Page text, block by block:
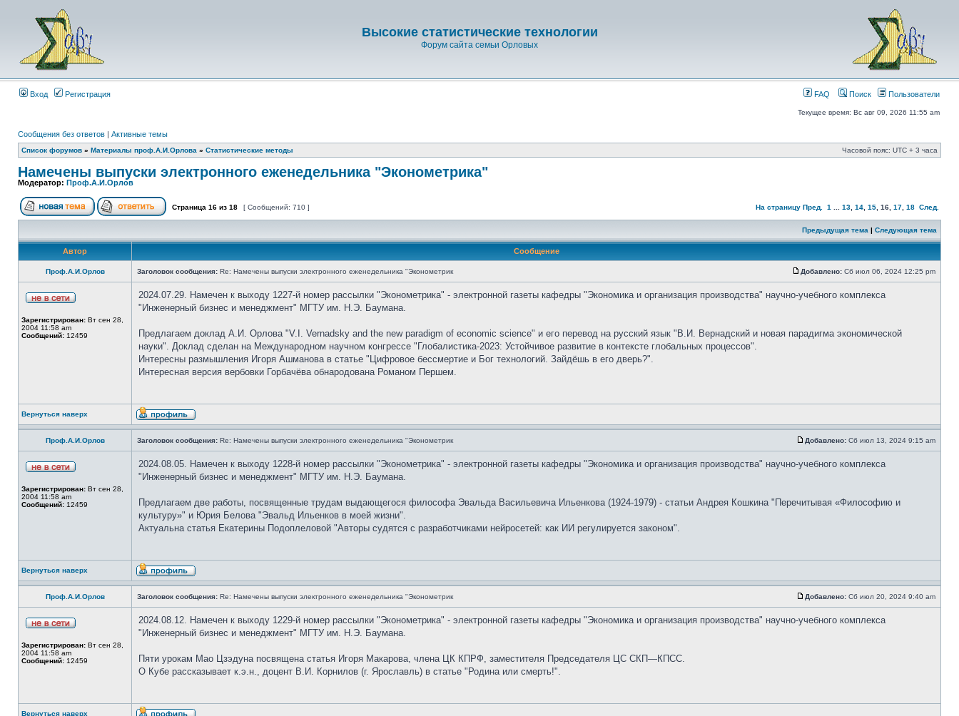
Высокие статистические технологии
Форум сайта семьи Орловых
Вход Регистрация FAQ Поиск Пользователи
Текущее время: Вс авг 09, 2026 11:55 am
Сообщения без ответов | Активные темы
Список форумов » Материалы проф.А.И.Орлова » Статистические методы Часовой пояс: UTC + 3 часа
Намечены выпуски электронного еженедельника "Эконометрика"
Модератор: Проф.А.И.Орлов
Страница 16 из 18 [ Сообщений: 710 ] На страницу Пред. 1 13 14 15 16 17 18 След.
Предыдущая тема | Следующая тема
Автор Сообщение
Проф.А.И.Орлов Заголовок сообщения: Re: Намечены выпуски электронного еженедельника "Эконометрик Добавлено: Сб июл 06, 2024 12:25 pm
Зарегистрирован: Вт сен 28,
2004 11:58 am
Сообщений: 12459
2024.07.29. Намечен к выходу 1227-й номер рассылки "Эконометрика" - электронной газеты кафедры "Экономика и организация производства" научно-учебного комплекса
"Инженерный бизнес и менеджмент" МГТУ им. Н.Э. Баумана.
Предлагаем доклад А.И. Орлова "V.I. Vernadsky and the new paradigm of economic science" и его перевод на русский язык "В.И. Вернадский и новая парадигма экономической
науки". Доклад сделан на Международном научном конгрессе "Глобалистика-2023: Устойчивое развитие в контексте глобальных процессов".
Интересны размышления Игоря Ашманова в статье "Цифровое бессмертие и Бог технологий. Зайдёшь в его дверь?".
Интересная версия вербовки Горбачёва обнародована Романом Першем.
Вернуться наверх
Проф.А.И.Орлов Заголовок сообщения: Re: Намечены выпуски электронного еженедельника "Эконометрик Добавлено: Сб июл 13, 2024 9:15 am
Зарегистрирован: Вт сен 28,
2004 11:58 am
Сообщений: 12459
2024.08.05. Намечен к выходу 1228-й номер рассылки "Эконометрика" - электронной газеты кафедры "Экономика и организация производства" научно-учебного комплекса
"Инженерный бизнес и менеджмент" МГТУ им. Н.Э. Баумана.
Предлагаем две работы, посвященные трудам выдающегося философа Эвальда Васильевича Ильенкова (1924-1979) - статьи Андрея Кошкина "Перечитывая «Философию и
культуру»" и Юрия Белова "Эвальд Ильенков в моей жизни".
Актуальна статья Екатерины Подоплеловой "Авторы судятся с разработчиками нейросетей: как ИИ регулируется законом".
Вернуться наверх
Проф.А.И.Орлов Заголовок сообщения: Re: Намечены выпуски электронного еженедельника "Эконометрик Добавлено: Сб июл 20, 2024 9:40 am
Зарегистрирован: Вт сен 28,
2004 11:58 am
Сообщений: 12459
2024.08.12. Намечен к выходу 1229-й номер рассылки "Эконометрика" - электронной газеты кафедры "Экономика и организация производства" научно-учебного комплекса
"Инженерный бизнес и менеджмент" МГТУ им. Н.Э. Баумана.
Пяти урокам Мао Цзэдуна посвящена статья Игоря Макарова, члена ЦК КПРФ, заместителя Председателя ЦС СКП—КПСС.
О Кубе рассказывает к.э.н., доцент В.И. Корнилов (г. Ярославль) в статье "Родина или смерть!".
Вернуться наверх